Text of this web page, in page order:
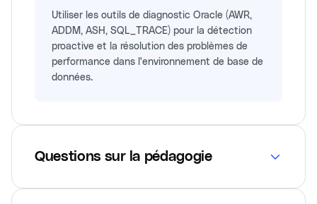
Utiliser les outils de diagnostic Oracle (AWR,
ADDM, ASH, SQL_TRACE) pour la détection
proactive et la résolution des problèmes de
performance dans l'environnement de base de
données.
Questions sur la pédagogie